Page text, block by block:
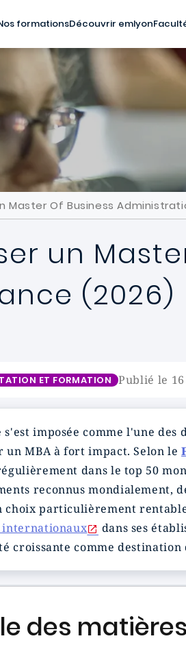
formationsDécouvrir emlyon
Master Of Business
un
(2026)
ET FORMATION Publié le
s'est imposée comme l'une
un MBA à fort impact. Selon le
dans le top 50
reconnus mondialement,
choix particulièrement
internationaux
dans ses
croissante comme
des matières